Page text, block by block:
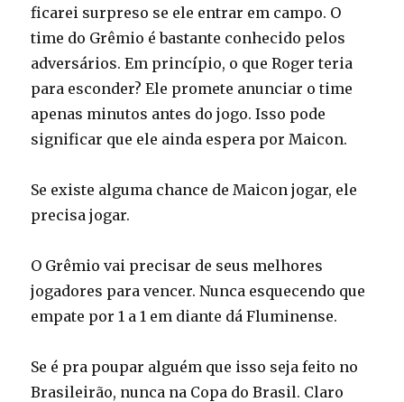
ficarei surpreso se ele entrar em campo. O
time do Grêmio é bastante conhecido pelos
adversários. Em princípio, o que Roger teria
para esconder? Ele promete anunciar o time
apenas minutos antes do jogo. Isso pode
significar que ele ainda espera por Maicon.
Se existe alguma chance de Maicon jogar, ele
precisa jogar.
O Grêmio vai precisar de seus melhores
jogadores para vencer. Nunca esquecendo que
empate por 1 a 1 em diante dá Fluminense.
Se é pra poupar alguém que isso seja feito no
Brasileirão, nunca na Copa do Brasil. Claro